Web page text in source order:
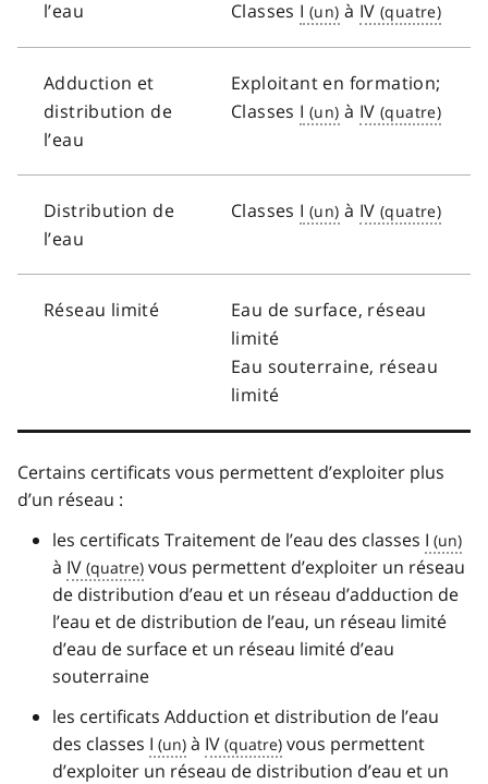
l’eau Classes I à IV
Adduction et
distribution de
l’eau
Exploitant en formation;
Classes I à IV
Distribution de
l’eau
Classes I à IV
Réseau limité
Eau de surface, réseau
limité
Eau souterraine, réseau
limité
Certains certificats vous permettent d’exploiter plus
d’un réseau :
les certificats Traitement de l’eau des classes I
à IV
vous permettent d’exploiter un réseau
de distribution d’eau et un réseau d’adduction de
l’eau et de distribution de l’eau, un réseau limité
d’eau de surface et un réseau limité d’eau
souterraine
les certificats Adduction et distribution de l’eau
des classes I à IV
vous permettent
d’exploiter un réseau de distribution d’eau et un